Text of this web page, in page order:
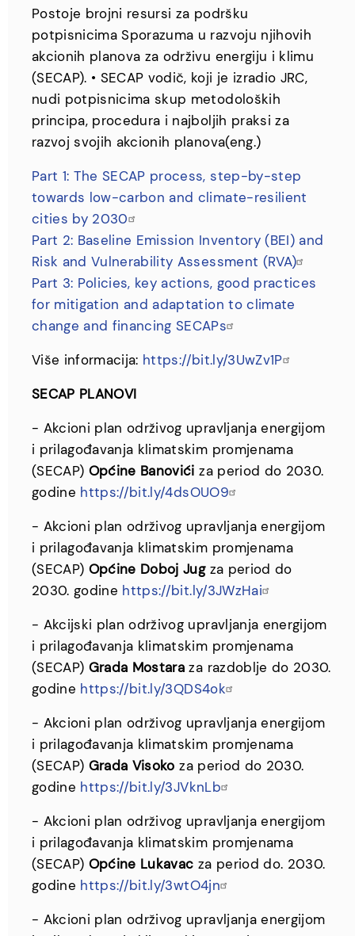
Postoje brojni resursi za podršku
potpisnicima Sporazuma u razvoju njihovih
akcionih planova za održivu energiju i klimu
(SECAP). • SECAP vodič, koji je izradio JRC,
nudi potpisnicima skup metodoloških
principa, procedura i najboljih praksi za
razvoj svojih akcionih planova(eng.)
Part 1: The SECAP process, step-by-step
towards low-carbon and climate-resilient
cities by 2030
Part 2: Baseline Emission Inventory (BEI) and
Risk and Vulnerability Assessment (RVA)
Part 3: Policies, key actions, good practices
for mitigation and adaptation to climate
change and financing SECAPs
Više informacija: https://bit.ly/3UwZv1P
SECAP PLANOVI
- Akcioni plan održivog upravljanja energijom
i prilagođavanja klimatskim promjenama
(SECAP) Općine Banovići za period do 2030.
godine https://bit.ly/4dsOUO9
- Akcioni plan održivog upravljanja energijom
i prilagođavanja klimatskim promjenama
(SECAP) Općine Doboj Jugza period do
2030. godine https://bit.ly/3JWzHai
- Akcijski plan održivog upravljanja energijom
i prilagođavanja klimatskim promjenama
(SECAP) Grada Mostara za razdoblje do 2030.
godine https://bit.ly/3QDS4ok
- Akcioni plan održivog upravljanja energijom
i prilagođavanja klimatskim promjenama
(SECAP) Grada Visoko za period do 2030.
godine https://bit.ly/3JVknLb
- Akcioni plan održivog upravljanja energijom
i prilagođavanja klimatskim promjenama
(SECAP) Općine Lukavac za period do. 2030.
godine https://bit.ly/3wtO4jn
- Akcioni plan održivog upravljanja energijom